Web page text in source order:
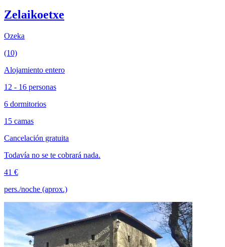
Zelaikoetxe
Ozeka
(10)
Alojamiento entero
12 - 16 personas
6 dormitorios
15 camas
Cancelación gratuita
Todavía no se te cobrará nada.
41 €
pers./noche (aprox.)